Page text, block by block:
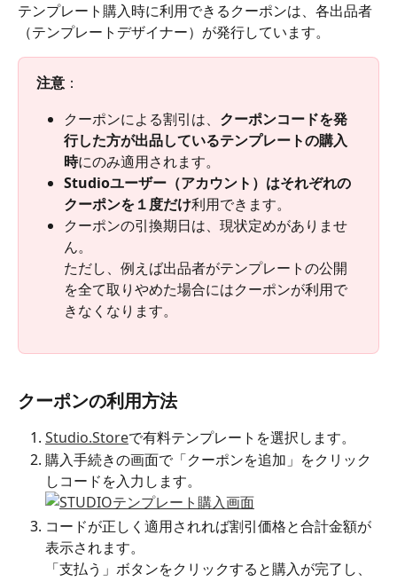
テンプレート購入時に利用できるクーポンは、各出品者
（テンプレートデザイナー）が発行しています。
注意：
クーポンによる割引は、 クーポンコードを発
行した方が出品しているテンプレートの購入
時にのみ適用されます。
Studioユーザー（アカウント）はそれぞれの
クーポンを１度だけ利用できます。
クーポンの引換期日は、現状定めがありませ
ん。
ただし、例えば出品者がテンプレートの公開
を全て取りやめた場合にはクーポンが利用で
きなくなります。
クーポンの利用方法
Studio.Storeで有料テンプレートを選択します。
購入手続きの画面で「クーポンを追加」をクリック
しコードを入力します。
コードが正しく適用されれば割引価格と合計金額が
表示されます。
「支払う」ボタンをクリックすると購入が完了し、